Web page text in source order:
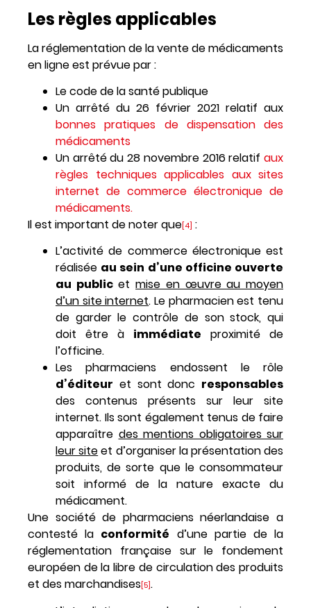
Les règles applicables
La réglementation de la vente de médicaments
en ligne est prévue par :
Le code de la santé publique
Un arrêté du 26 février 2021 relatif aux
bonnes pratiques de dispensation des
médicaments
Un arrêté du 28 novembre 2016 relatif aux
règles techniques applicables aux sites
internet de commerce électronique de
médicaments.
Il est important de noter que[4] :
L’activité de commerce électronique est
réalisée au sein d’une officine ouverte
au publicetmise en œuvre au moyen
d’un site internet. Le pharmacien est tenu
de garder le contrôle de son stock, qui
doit être à immédiate proximité de
l’officine.
Les pharmaciens endossent le rôle
d’éditeur et sont donc responsables
des contenus présents sur leur site
internet. Ils sont également tenus de faire
apparaître des mentions obligatoires sur
leur siteet d’organiser la présentation des
produits, de sorte que le consommateur
soit informé de la nature exacte du
médicament.
Une société de pharmaciens néerlandaise a
contesté la conformité d’une partie de la
réglementation française sur le fondement
européen de la libre de circulation des produits
et des marchandises[5].